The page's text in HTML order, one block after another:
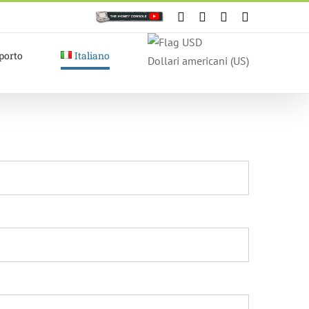
Personalizzato Facebook Instagram
Italiano Dollari americani (US)